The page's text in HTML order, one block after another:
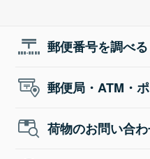
郵便番号を調べる
郵便局・ATM・
荷物のお問い合